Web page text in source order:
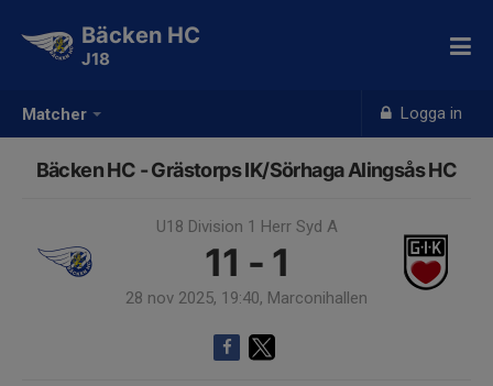
Matcher Logga in
Bäcken HC
J18
Bäcken HC - Grästorps IK/Sörhaga Alingsås HC
U18 Division 1 Herr Syd A
11 - 1
28 nov 2025, 19:40, Marconihallen